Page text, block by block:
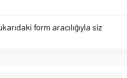
form aracılığıyla siz